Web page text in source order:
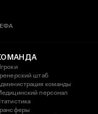
штаб
команды
персонал